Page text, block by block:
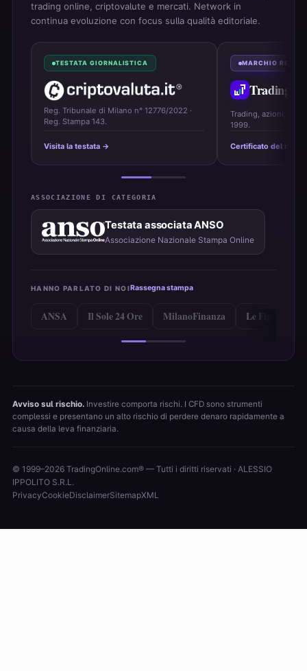
trading online, criptovalute e mercati. Network in
continua evoluzione con focus sulla qualità editoriale.
TESTATA GIORNALISTICA
Reg. Tribunale di Milano n° 12776/2022 ·
Reg. Stampa 143.
Visita la testata →
MARCHIO
Trading
Trading, azioni, ETF
1999.
Certificato del
ASSOCIAZIONE DI CATEGORIA
Testata associata ANSO
Associazione Nazionale Stampa Online
HANNO PARLATO DI NOIRassegna stampa
ANSA Il Sole 24 Ore MilanoFinanza Le Figaro
Avviso sul rischio. Investire comporta rischi. I CFD sono strumenti
complessi e presentano un alto rischio di perdere denaro rapidamente a
causa della leva finanziaria.
© 1999–2026 TradingOnline.com® — Tutti i diritti riservati · ALESSIO
IPPOLITO S.R.L.
PrivacyCookieDisclaimerSitemapXML